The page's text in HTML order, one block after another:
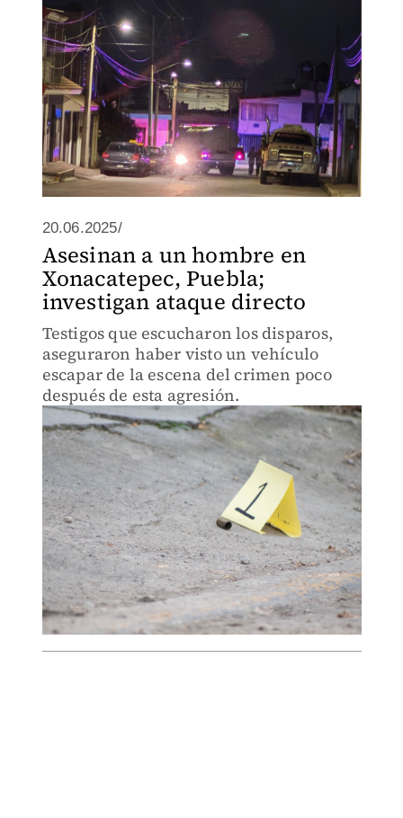
20.06.2025/
Asesinan a un hombre en
Xonacatepec, Puebla;
investigan ataque directo
Testigos que escucharon los disparos,
aseguraron haber visto un vehículo
escapar de la escena del crimen poco
después de esta agresión.